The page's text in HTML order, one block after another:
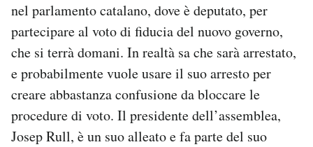
nel parlamento catalano, dove è deputato, per
partecipare al voto di fiducia del nuovo governo,
che si terrà domani. In realtà sa che sarà arrestato,
e probabilmente vuole usare il suo arresto per
creare abbastanza confusione da bloccare le
procedure di voto. Il presidente dell’assemblea,
Josep Rull, è un suo alleato e fa parte del suo